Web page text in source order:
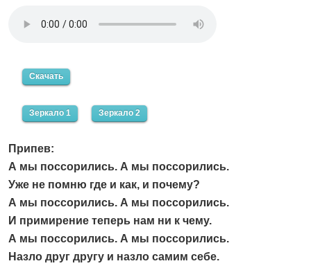
Скачать
Зеркало 1 Зеркало 2
Припев:
А мы поссорились. А мы поссорились.
Уже не помню где и как, и почему?
А мы поссорились. А мы поссорились.
И примирение теперь нам ни к чему.
А мы поссорились. А мы поссорились.
Назло друг другу и назло самим себе.